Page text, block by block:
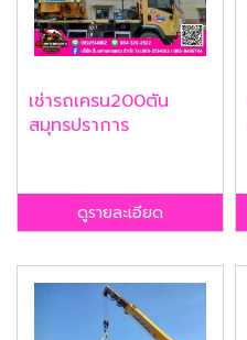
เช่ารถเครน200ตัน
สมุทรปราการ
ดูรายละเอียด